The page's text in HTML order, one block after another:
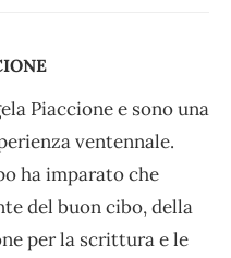
Piaccione e sono una
ventennale.
ha imparato che
del buon cibo, della
per la scrittura e le